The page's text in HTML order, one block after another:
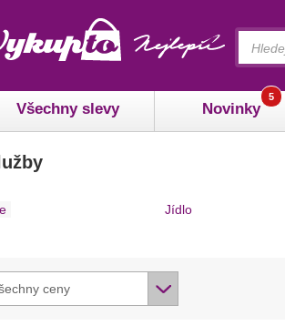
Všechny slevy Novinky
5
Jídlo
ceny